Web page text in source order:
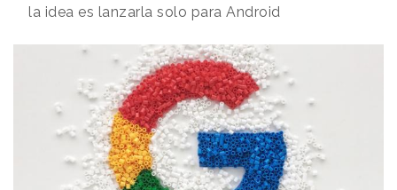
la idea es lanzarla solo para Android